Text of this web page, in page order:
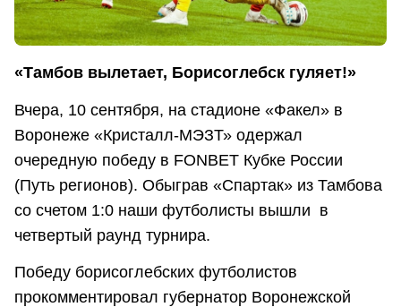
«Тамбов вылетает, Борисоглебск гуляет!»
Вчера, 10 сентября, на стадионе «Факел» в
Воронеже «Кристалл-МЭЗТ» одержал
очередную победу в FONBET Кубке России
(Путь регионов). Обыграв «Спартак» из Тамбова
со счетом 1:0 наши футболисты вышли в
четвертый раунд турнира.
Победу борисоглебских футболистов
прокомментировал губернатор Воронежской